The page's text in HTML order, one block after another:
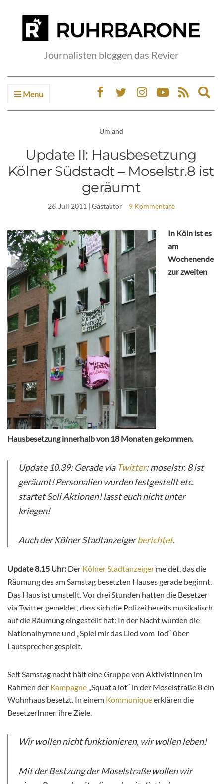
Journalisten bloggen das Revier
Menu
Umland
Update II: Hausbesetzung
Kölner Südstadt – Moselstr.8 ist
geräumt
26. Juli 2011 | Gastautor 9 Kommentare
In Köln ist es
am
Wochenende
zur zweiten
Hausbesetzung innerhalb von 18 Monaten gekommen.
Update 10.39: Gerade via Twitter: moselstr. 8 ist
geräumt! Personalien wurden festgestellt etc.
startet Soli Aktionen! lasst euch nicht unter
kriegen!
Auch der Kölner Stadtanzeigerberichtet.
Update 8.15 Uhr: Der Kölner Stadtanzeiger meldet, das die
Räumung des am Samstag besetzten Hauses gerade beginnt.
Das Haus ist umstellt. Vor drei Stunden hatten die Besetzer
via Twitter gemeldet, dass sich die Polizei bereits musikalisch
auf die Räumung eingestellt hat: In der Nacht wurden die
Nationalhymne und „Spiel mir das Lied vom Tod“ über
Lautsprecher gespielt.
Seit Samstag nacht hält eine Gruppe von AktivistInnen im
Rahmen der Kampagne „Squat a lot“ in der Moselstraße 8 ein
Wohnhaus besetzt. In einem Kommuniquéerklären die
BesetzerInnen ihre Ziele.
Wir wollen nicht funktionieren, wir wollen leben!
Mit der Bestzung der Moselstraße wollen wir